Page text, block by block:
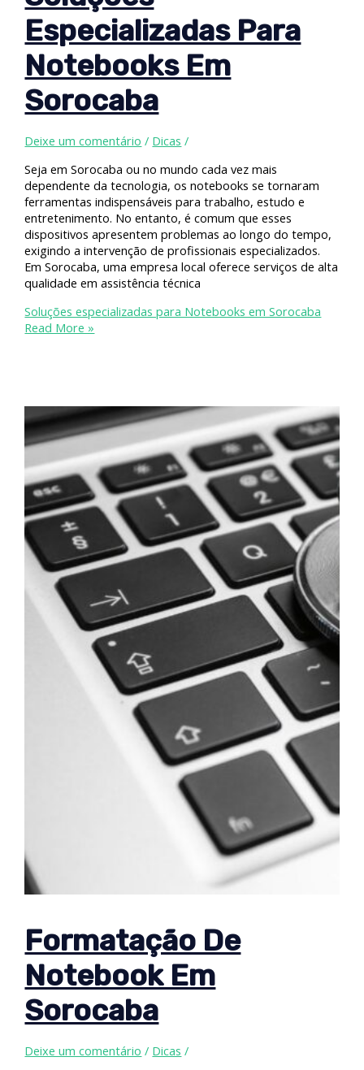
Especializadas Para
Notebooks Em
Sorocaba
Deixe um comentário / Dicas /
Seja em Sorocaba ou no mundo cada vez mais
dependente da tecnologia, os notebooks se tornaram
ferramentas indispensáveis para trabalho, estudo e
entretenimento. No entanto, é comum que esses
dispositivos apresentem problemas ao longo do tempo,
exigindo a intervenção de profissionais especializados.
Em Sorocaba, uma empresa local oferece serviços de alta
qualidade em assistência técnica
Soluções especializadas para Notebooks em Sorocaba
Read More »
Formatação De
Notebook Em
Sorocaba
Deixe um comentário / Dicas /